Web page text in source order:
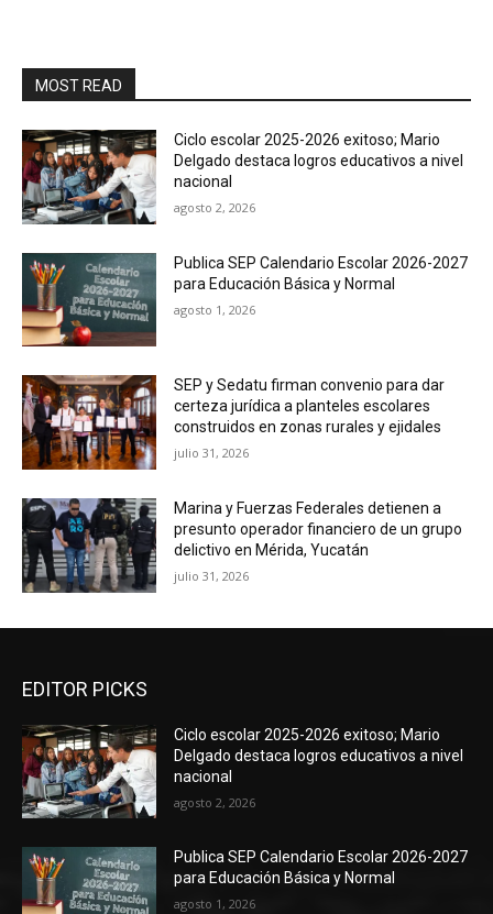
MOST READ
Ciclo escolar 2025-2026 exitoso; Mario
Delgado destaca logros educativos a nivel
nacional
agosto 2, 2026
Publica SEP Calendario Escolar 2026-2027
para Educación Básica y Normal
agosto 1, 2026
SEP y Sedatu firman convenio para dar
certeza jurídica a planteles escolares
construidos en zonas rurales y ejidales
julio 31, 2026
Marina y Fuerzas Federales detienen a
presunto operador financiero de un grupo
delictivo en Mérida, Yucatán
julio 31, 2026
EDITOR PICKS
Ciclo escolar 2025-2026 exitoso; Mario
Delgado destaca logros educativos a nivel
nacional
agosto 2, 2026
Publica SEP Calendario Escolar 2026-2027
para Educación Básica y Normal
agosto 1, 2026